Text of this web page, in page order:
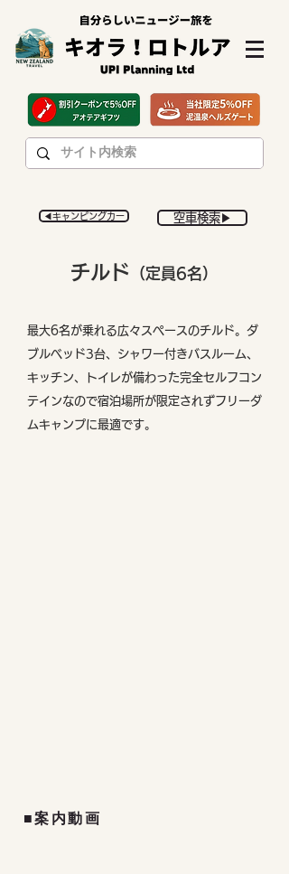
◀︎キャンピングカー 空車検索▶︎
チルド （定員6名）
最大6名が乗れる広々スペースのチルド。ダ
ブルベッド3台、シャワー付きバスルーム、
キッチン、トイレが備わった完全セルフコン
テインなので宿泊場所が限定されずフリーダ
ムキャンプに最適です。
■案内動画